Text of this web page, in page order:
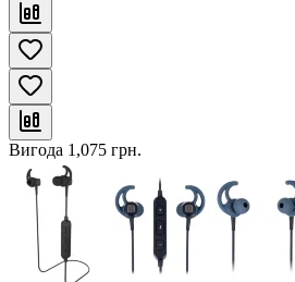
Вигода 1,075 грн.